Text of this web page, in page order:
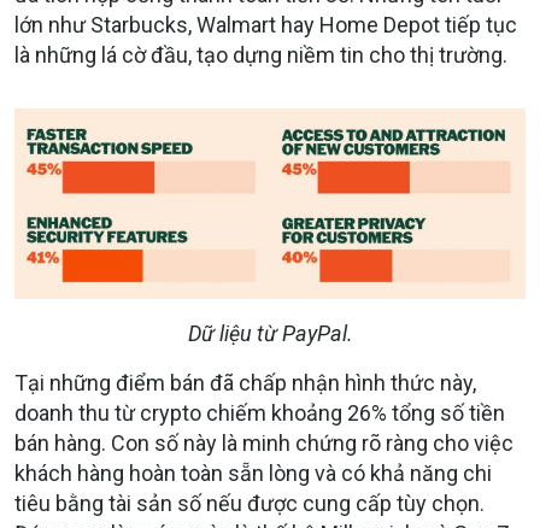
lớn như Starbucks, Walmart hay Home Depot tiếp tục
là những lá cờ đầu, tạo dựng niềm tin cho thị trường.
Dữ liệu từ PayPal.
Tại những điểm bán đã chấp nhận hình thức này,
doanh thu từ crypto chiếm khoảng 26% tổng số tiền
bán hàng. Con số này là minh chứng rõ ràng cho việc
khách hàng hoàn toàn sẵn lòng và có khả năng chi
tiêu bằng tài sản số nếu được cung cấp tùy chọn.